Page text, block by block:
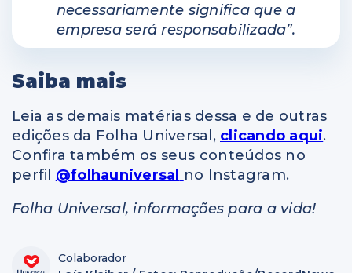
necessariamente significa que a
empresa será responsabilizada”.
Saiba mais
Leia as demais matérias dessa e de outras
edições da Folha Universal, clicando aqui.
Confira também os seus conteúdos no
perfil @folhauniversal no Instagram.
Folha Universal, informações para a vida!
Colaborador